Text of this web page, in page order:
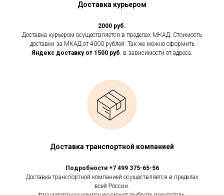
Доставка курьером
2000 руб.
Доставка курьером осуществляется в пределах МКАД. Стоимость
доставки за МКАД от 4000 рублей. Так же можно оформить
Яндекс доставку от 1500 руб. в зависимости от адреса.
Доставка транспортной компанией
Подробности +7 499 375-65-56
Доставка транспортной компанией осуществляется в пределах
всей России.